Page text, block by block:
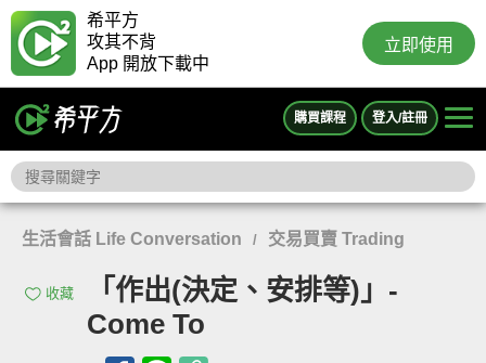
希平方
攻其不背
App 開放下載中
立即使用
購買課程 登入/註冊
生活會話 Life Conversation / 交易買賣 Trading
收藏
「作出(決定、安排等)」-
Come To